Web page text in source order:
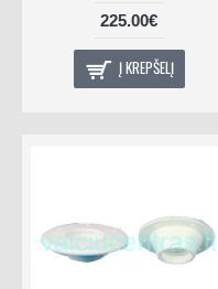
225.00€
Į KREPŠELĮ